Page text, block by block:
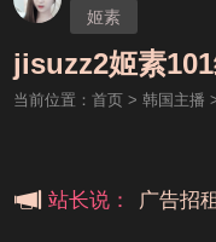
姬素
jisuzz2姬素
当前位置： 首页> 韩国主播
站长说：
本站大
广告招